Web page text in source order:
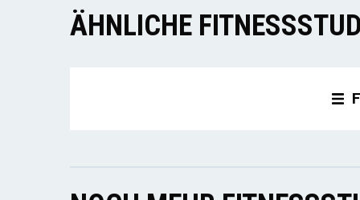
ÄHNLICHE